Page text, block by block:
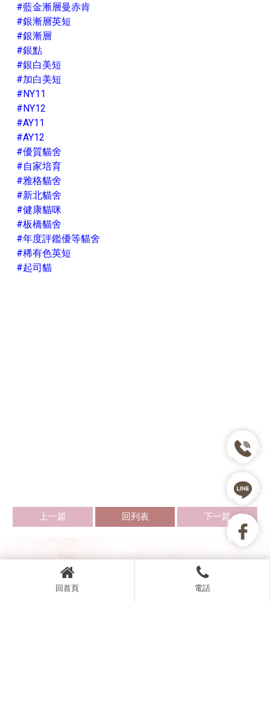
#藍金漸層曼赤肯
#銀漸層英短
#銀漸層
#銀點
#銀白美短
#加白美短
#NY11
#NY12
#AY11
#AY12
#優質貓舍
#自家培育
#雅格貓舍
#新北貓舍
#健康貓咪
#板橋貓舍
#年度評鑑優等貓舍
#稀有色英短
#起司貓
上一篇 回列表 下一篇
回首頁 電話